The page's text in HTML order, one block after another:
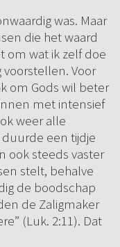
was. Maar
die het waard
om wat ik zelf doe
voorstellen. Voor
om Gods wil beter
met intensief
weer alle
een tijdje
ook steeds vaster
stelt, behalve
de boodschap
de Zaligmaker
(Luk. 2:11). Dat